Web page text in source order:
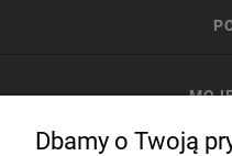
Dbamy o Twoją